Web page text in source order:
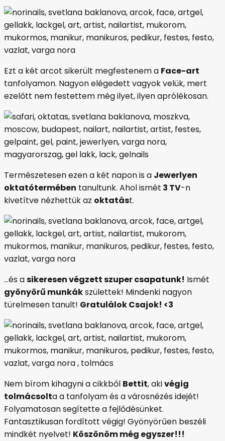
Ezt a két arcot sikerült megfestenem a Face-art
tanfolyamon. Nagyon elégedett vagyok velük, mert
ezelőtt nem festettem még ilyet, ilyen aprólékosan.
Természetesen ezen a két napon is a Jewerlyen
oktatótermében tanultunk. Ahol ismét 3 TV-n
kivetítve nézhettük az oktatást.
…és asikeresen végzett szuper csapatunk! Ismét
gyönyörű munkákszülettek! Mindenki nagyon
türelmesen tanult! Gratulálok Csajok! <3
Nem bírom kihagyni a cikkből Bettit, akivégig
tolmácsolta a tanfolyam és a városnézés idejét!
Folyamatosan segítette a fejlődésünket.
Fantasztikusan fordított végig! Gyönyörűen beszéli
mindkét nyelvet! Köszönöm még egyszer!!!